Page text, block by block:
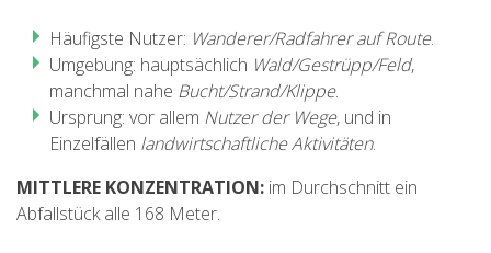
CATALÀ
ESPAÑOL
Häufigste Nutzer: Wanderer/Radfahrer auf Route.
Umgebung: hauptsächlich Wald/Gestrüpp/Feld,
manchmal nahe Bucht/Strand/Klippe.
Ursprung: vor allem Nutzer der Wege, und in
Einzelfällen landwirtschaftliche Aktivitäten.
MITTLERE KONZENTRATION: im Durchschnitt ein
Abfallstück alle 168 Meter.